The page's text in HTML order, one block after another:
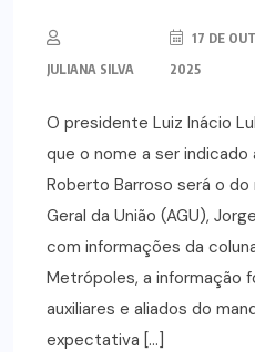
JULIANA SILVA
17 DE
2025
O presidente Luiz Inácio
que o nome a ser indicado
Roberto Barroso será o
Geral da União (AGU),
com informações da
Metrópoles, a informação
auxiliares e aliados do
expectativa […]